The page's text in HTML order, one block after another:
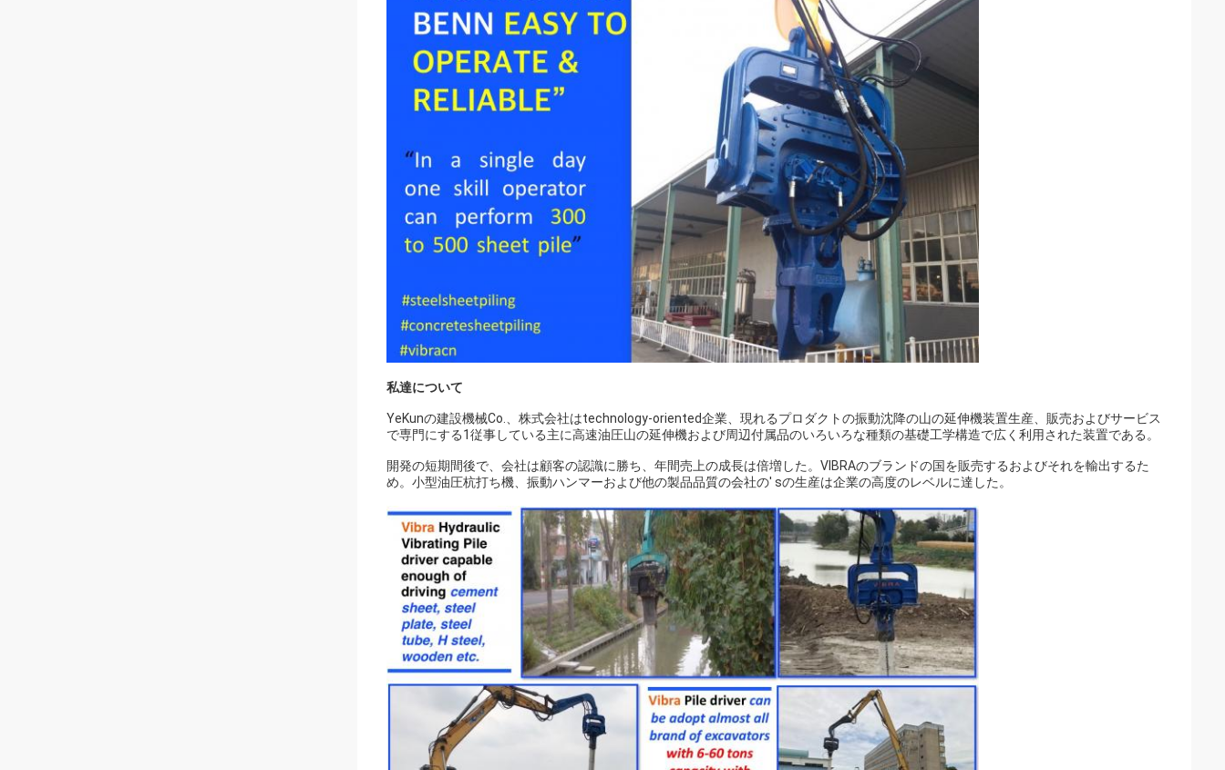
私達について
YeKunの建設機械Co.、株式会社はtechnology-oriented企業、現れるプロダクトの振動沈降の山の延伸機装置生産、販売およびサービス
で専門にする1従事している主に高速油圧山の延伸機および周辺付属品のいろいろな種類の基礎工学構造で広く利用された装置である。
開発の短期間後で、会社は顧客の認識に勝ち、年間売上の成長は倍増した。VIBRAのブランドの国を販売するおよびそれを輸出するた
め。小型油圧杭打ち機、振動ハンマーおよび他の製品品質の会社の′ sの生産は企業の高度のレベルに達した。